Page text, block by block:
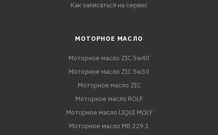
Как записаться на сервис
МОТОРНОЕ МАСЛО
Моторное масло ZIC 5w40
Моторное масло ZIC 5w30
Моторное масло ZIC
Моторное масло ROLF
Моторное масло LIQUI MOLY
Моторное масло MB 229.1